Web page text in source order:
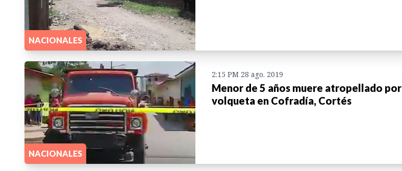
NACIONALES
NACIONALES
2:15 PM 28 ago. 2019
Menor de 5 años muere atropellado por
volqueta en Cofradía, Cortés